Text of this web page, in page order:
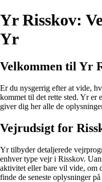
Yr Risskov:
Yr
Velkommen til Yr
Er du nysgerrig efter at vide,
kommet til det rette sted. Yr
giver dig her alle de
Vejrudsigt for
Yr tilbyder detaljerede
enhver type vejr i Risskov.
aktivitet eller bare vil vide, om
finde de seneste oplysninger